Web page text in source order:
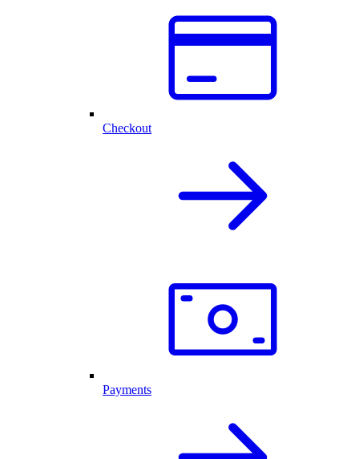
Checkout
Payments